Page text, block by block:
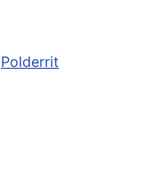
Polderrit